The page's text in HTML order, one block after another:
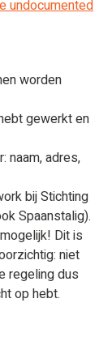
undocumented
worden
gewerkt en
naam, adres,
bij Stichting
Spaanstalig).
Dit is
niet
regeling dus
op hebt.